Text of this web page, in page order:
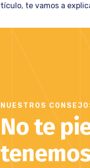
te vamos a
NUESTROS
No te